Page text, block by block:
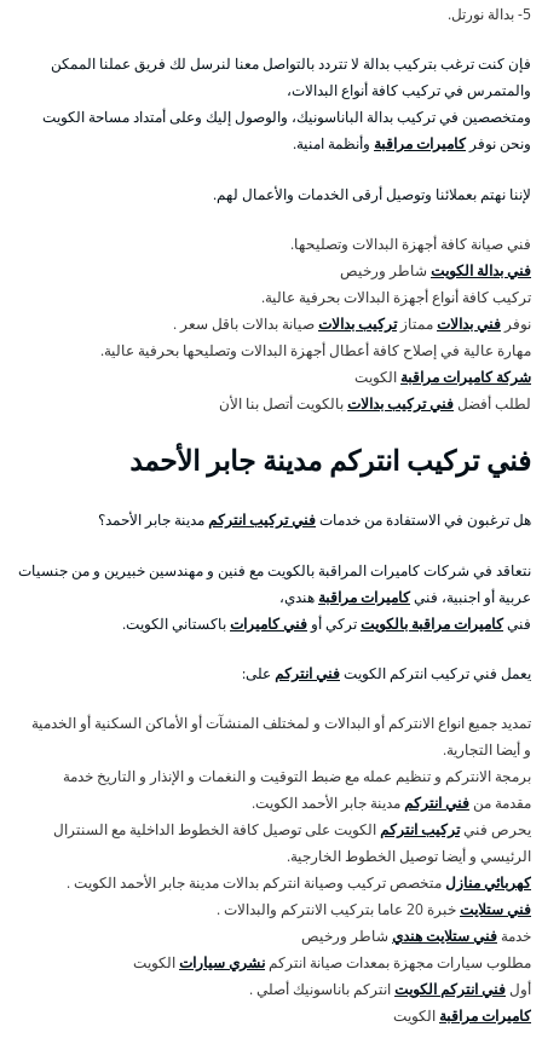
5- بدالة نورتل.
فإن كنت ترغب بتركيب بدالة لا تتردد بالتواصل معنا لنرسل لك فريق عملنا الممكن
والمتمرس في تركيب كافة أنواع البدالات،
ومتخصصين في تركيب بدالة الباناسونيك، والوصول إليك وعلى أمتداد مساحة الكويت
ونحن نوفركاميرات مراقبة وأنظمة امنية.
لإننا نهتم بعملائنا وتوصيل أرقى الخدمات والأعمال لهم.
فني صيانة كافة أجهزة البدالات وتصليحها.
فني بدالة الكويت شاطر ورخيص
تركيب كافة أنواع أجهزة البدالات بحرفية عالية.
نوفر فني بدالاتممتازتركيب بدالاتصيانة بدالات باقل سعر .
مهارة عالية في إصلاح كافة أعطال أجهزة البدالات وتصليحها بحرفية عالية.
شركة كاميرات مراقبة الكويت
لطلب أفضلفني تركيب بدالاتبالكويت أتصل بنا الأن
فني تركيب انتركم مدينة جابر الأحمد
هل ترغبون في الاستفادة من خدماتفني تركيب انتركممدينة جابر الأحمد؟
نتعاقد في شركات كاميرات المراقبة بالكويت مع فنين و مهندسين خبيرين و من جنسيات
عربية أو اجنبية، فنيكاميرات مراقبة هندي،
فنيكاميرات مراقبة بالكويتتركي أو فني كاميراتباكستاني الكويت.
يعمل فني تركيب انتركم الكويتفني انتركم على:
تمديد جميع انواع الانتركم أو البدالات و لمختلف المنشآت أو الأماكن السكنية أو الخدمية
و أيضا التجارية.
برمجة الانتركم و تنظيم عمله مع ضبط التوقيت و النغمات و الإنذار و التاريخ خدمة
مقدمة من فني انتركم مدينة جابر الأحمد الكويت.
يحرص فنيتركيب انتركم الكويت على توصيل كافة الخطوط الداخلية مع السنترال
الرئيسي و أيضا توصيل الخطوط الخارجية.
كهربائي منازلمتخصص تركيب وصيانة انتركم بدالات مدينة جابر الأحمد الكويت .
فني ستلايتخبرة 20 عاما بتركيب الانتركم والبدالات .
خدمة فني ستلايت هندي شاطر ورخيص
مطلوب سيارات مجهزة بمعدات صيانة انتركم نشري سياراتالكويت
أولفني انتركم الكويتانتركم باناسونيك أصلي .
كاميرات مراقبة الكويت